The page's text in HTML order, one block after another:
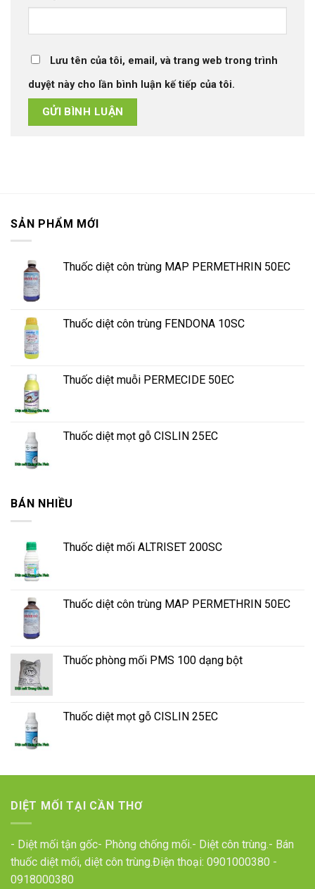
Lưu tên của tôi, email, và trang web trong trình
duyệt này cho lần bình luận kế tiếp của tôi.
SẢN PHẨM MỚI
Thuốc diệt côn trùng MAP PERMETHRIN 50EC
Thuốc diệt côn trùng FENDONA 10SC
Thuốc diệt muỗi PERMECIDE 50EC
Thuốc diệt mọt gỗ CISLIN 25EC
BÁN NHIỀU
Thuốc diệt mối ALTRISET 200SC
Thuốc diệt côn trùng MAP PERMETHRIN 50EC
Thuốc phòng mối PMS 100 dạng bột
Thuốc diệt mọt gỗ CISLIN 25EC
DIỆT MỐI TẠI CẦN THƠ
- Diệt mối tận gốc- Phòng chống mối.- Diệt côn trùng.- Bán
thuốc diệt mối, diệt côn trùng.Điện thoại: 0901000380 -
0918000380